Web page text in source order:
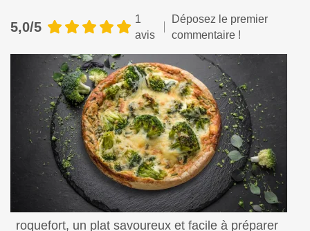
5,0/5
1
avis
Déposez le premier
commentaire !
Découvrez notre délicieuse tarte aux brocolis et
roquefort, un plat savoureux et facile à préparer